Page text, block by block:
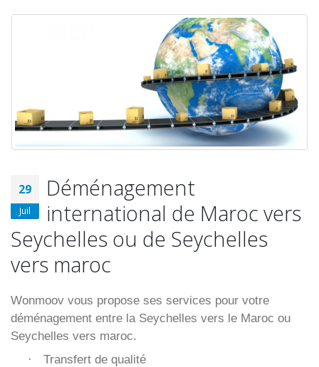
29
Juil
Déménagement
international de Maroc vers
Seychelles ou de Seychelles
vers maroc
Wonmoov vous propose ses services pour votre
déménagement entre la Seychelles vers le Maroc ou
Seychelles vers maroc.
· Transfert de qualité